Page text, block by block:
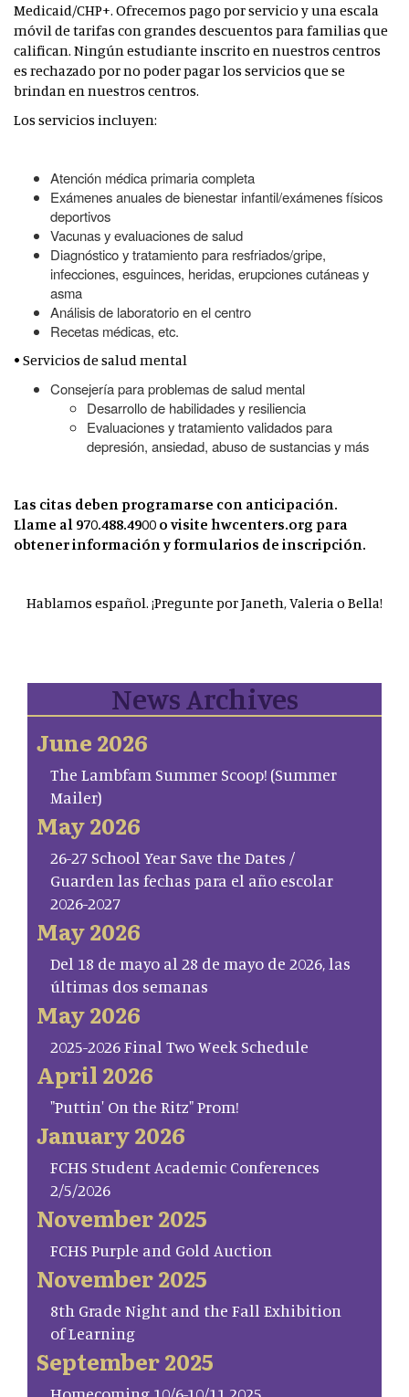
Medicaid/CHP+. Ofrecemos pago por servicio y una escala
móvil de tarifas con grandes descuentos para familias que
califican. Ningún estudiante inscrito en nuestros centros
es rechazado por no poder pagar los servicios que se
brindan en nuestros centros.
Los servicios incluyen:
Atención médica primaria completa
Exámenes anuales de bienestar infantil/exámenes físicos
deportivos
Vacunas y evaluaciones de salud
Diagnóstico y tratamiento para resfriados/gripe,
infecciones, esguinces, heridas, erupciones cutáneas y
asma
Análisis de laboratorio en el centro
Recetas médicas, etc.
• Servicios de salud mental
Consejería para problemas de salud mental
Desarrollo de habilidades y resiliencia
Evaluaciones y tratamiento validados para
depresión, ansiedad, abuso de sustancias y más
Las citas deben programarse con anticipación.
Llame al 970.488.4900 o visite hwcenters.org para
obtener información y formularios de inscripción.
Hablamos español. ¡Pregunte por Janeth, Valeria o Bella!
News Archives
June 2026
The Lambfam Summer Scoop! (Summer
Mailer)
May 2026
26-27 School Year Save the Dates /
Guarden las fechas para el año escolar
2026-2027
May 2026
Del 18 de mayo al 28 de mayo de 2026, las
últimas dos semanas
May 2026
2025-2026 Final Two Week Schedule
April 2026
"Puttin' On the Ritz" Prom!
January 2026
FCHS Student Academic Conferences
2/5/2026
November 2025
FCHS Purple and Gold Auction
November 2025
8th Grade Night and the Fall Exhibition
of Learning
September 2025